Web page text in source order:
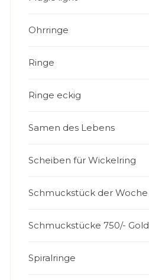
Ohrringe
Ringe
Ringe eckig
Samen des Lebens
Scheiben für Wickelring
Schmuckstück der Woche
Schmuckstücke 750/- Gold
Spiralringe